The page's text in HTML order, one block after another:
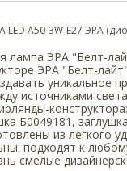
A50-3W-E27 ЭРА
лампа ЭРА "Белт-
ЭРА "Белт-
уникальное
источниками
Б0049181,
из лёгкого
подходят к
смелые